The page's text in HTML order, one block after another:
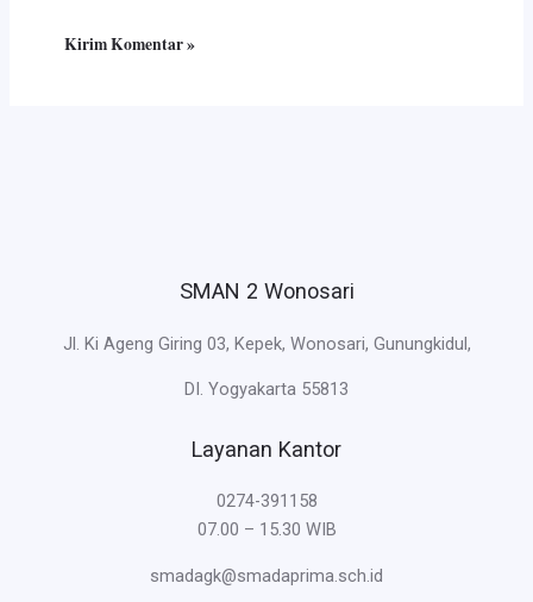
SMAN 2 Wonosari
Jl. Ki Ageng Giring 03, Kepek, Wonosari, Gunungkidul,
DI. Yogyakarta 55813
Layanan Kantor
0274-391158
07.00 – 15.30 WIB
smadagk@smadaprima.sch.id